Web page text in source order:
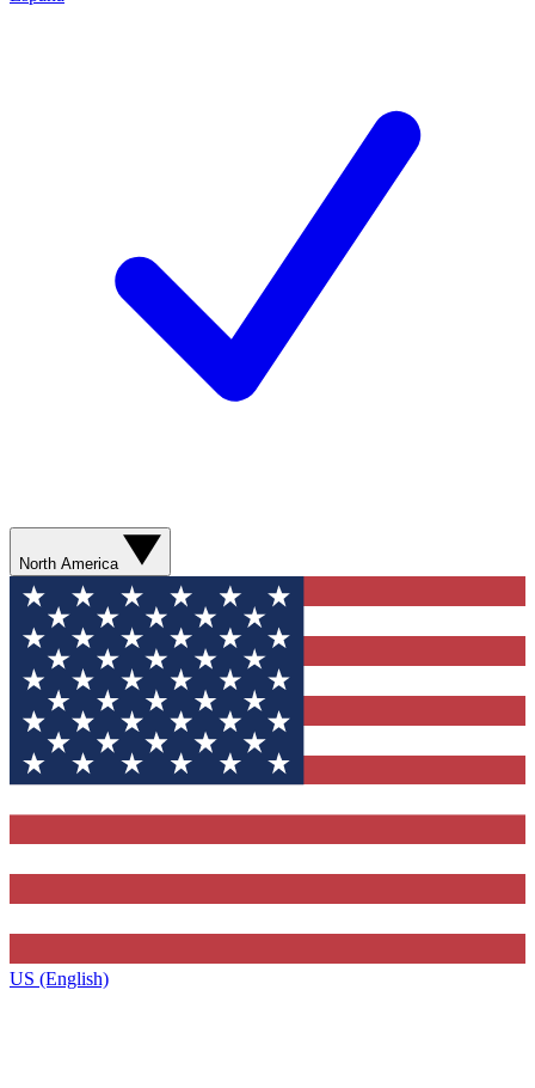
North America
US (English)